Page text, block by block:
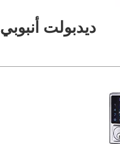
ديدبولت أنبوبي